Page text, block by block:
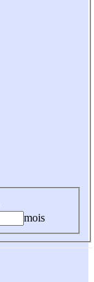
mois